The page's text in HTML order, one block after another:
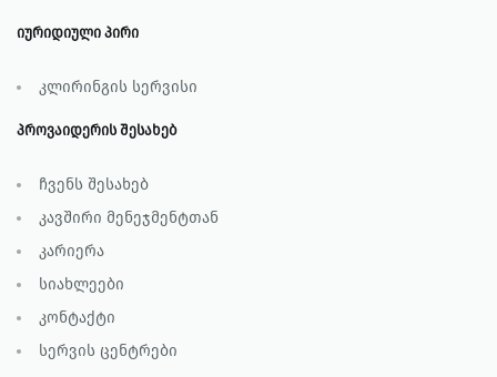
იურიდიული პირი
კლირინგის სერვისი
პროვაიდერის შესახებ
ჩვენს შესახებ
კავშირი მენეჯმენტთან
კარიერა
სიახლეები
კონტაქტი
სერვის ცენტრები